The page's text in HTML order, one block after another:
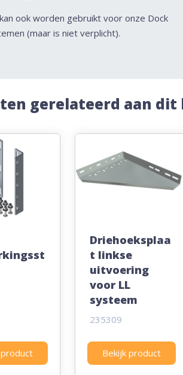
ook worden gebruikt voor onze Dock
(maar is niet verplicht).
gerelateerd aan
Driehoeksplaa
t linkse
uitvoering
voor LL
systeem
235309
Bekijk product